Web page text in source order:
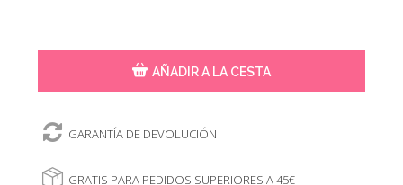
AÑADIR A LA CESTA
GARANTÍA DE DEVOLUCIÓN
GRATIS PARA PEDIDOS SUPERIORES A 45€